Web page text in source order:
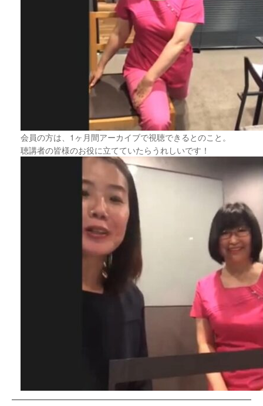
会員の方は、1ヶ月間アーカイブで視聴できるとのこと。
聴講者の皆様のお役に立てていたらうれしいです！